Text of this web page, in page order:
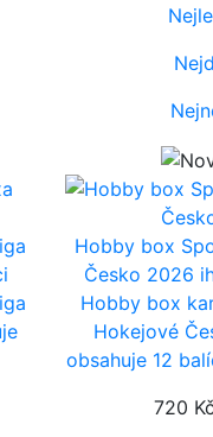
Hobby box
Česko 2026
Hobby box
Hokejové
obsahuje 12
720 Kč